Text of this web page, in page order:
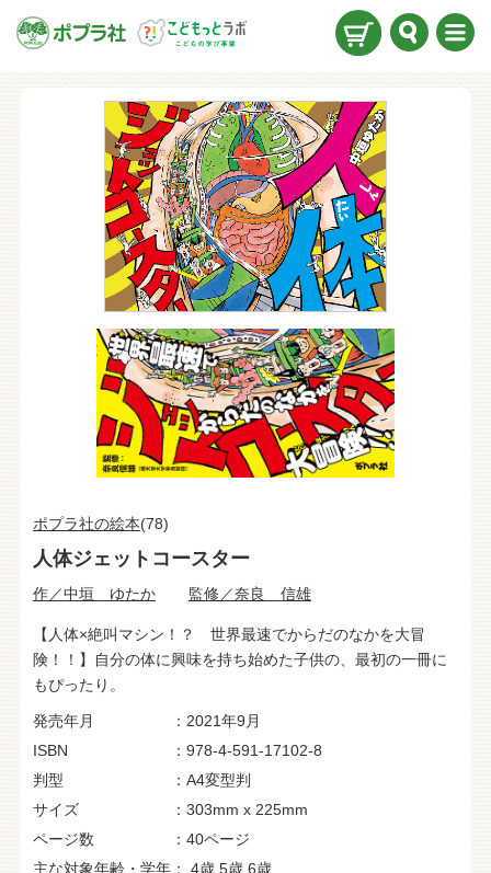
ポプラ社の絵本(78)
人体ジェットコースター
作／中垣 ゆたか 監修／奈良 信雄
【人体×絶叫マシン！？ 世界最速でからだのなかを大冒
険！！】自分の体に興味を持ち始めた子供の、最初の一冊に
もぴったり。
発売年月
2021年9月
ISBN
978-4-591-17102-8
判型
A4変型判
サイズ
303mm x 225mm
ページ数
40ページ
主な対象年齢・学年
4歳 5歳 6歳